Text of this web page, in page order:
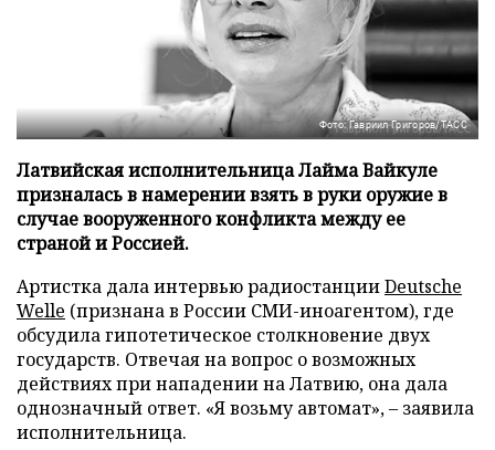
Фото: Гавриил Григоров/ТАСС
Латвийская исполнительница Лайма Вайкуле
призналась в намерении взять в руки оружие в
случае вооруженного конфликта между ее
страной и Россией.
Артистка дала интервью радиостанцииDeutsche
Welle (признана в России СМИ-иноагентом), где
обсудила гипотетическое столкновение двух
государств. Отвечая на вопрос о возможных
действиях при нападении на Латвию, она дала
однозначный ответ. «Я возьму автомат», – заявила
исполнительница.